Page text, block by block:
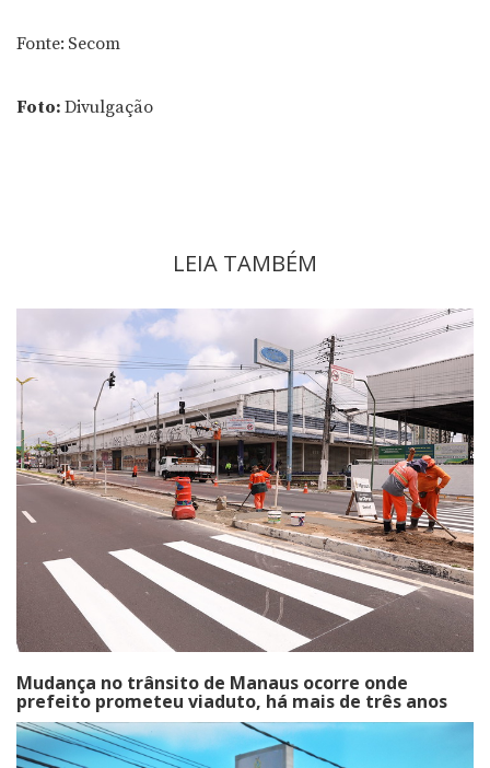
Fonte: Secom
Foto: Divulgação
LEIA TAMBÉM
Mudança no trânsito de Manaus ocorre onde
prefeito prometeu viaduto, há mais de três anos